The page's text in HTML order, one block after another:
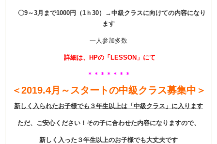
新百合ヶ丘の料理教
タグラ
〇9～3月まで1000円（1ｈ30）→中級クラスに向けての内容になり
ます
一人参加多数
詳細は、HPの「LESSON」にて
＊＊＊＊＊＊＊
＜2019.4月～スタートの中級クラス募集中＞
新しく入られたお子様でも３年生以上は「中級クラス」に入ります
ただ、ご安心ください！その子に合わせた内容になりますので、
新しく入った３年生以上のお子様でも大丈夫です